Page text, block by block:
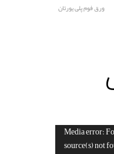
ورق فوم پلی یورتان
Media error:
source(s) not